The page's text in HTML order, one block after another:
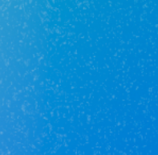
Юникор Услуги
Получай кешбэк от 5 000 рублей
Скачивай приложение на
Юникор Агент
Приложение для агентов Unikor